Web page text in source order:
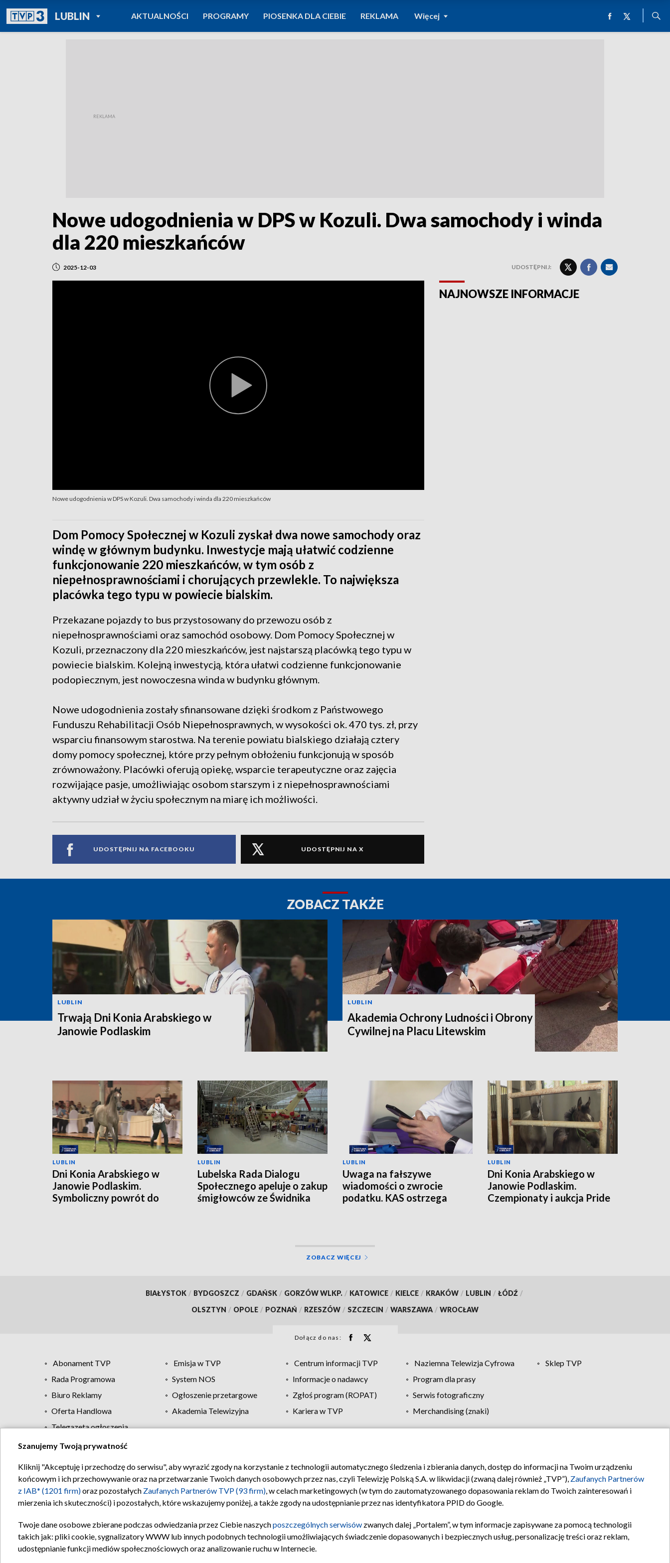
LUBLINPOWRÓT DO
TVP REGIONY
AKTUALNOŚCI PROGRAMY PIOSENKA DLA CIEBIE REKLAMA Więcej
Nowe udogodnienia w DPS w Kozuli. Dwa samochody i winda
dla 220 mieszkańców
2025-12-03 UDOSTĘPNIJ:
Nowe udogodnienia w DPS w Kozuli. Dwa samochody i winda dla 220 mieszkańców
Dom Pomocy Społecznej w Kozuli zyskał dwa nowe samochody oraz
windę w głównym budynku. Inwestycje mają ułatwić codzienne
funkcjonowanie 220 mieszkańców, w tym osób z
niepełnosprawnościami i chorujących przewlekle. To największa
placówka tego typu w powiecie bialskim.
Przekazane pojazdy to bus przystosowany do przewozu osób z
niepełnosprawnościami oraz samochód osobowy. Dom Pomocy Społecznej w
Kozuli, przeznaczony dla 220 mieszkańców, jest najstarszą placówką tego typu w
powiecie bialskim. Kolejną inwestycją, która ułatwi codzienne funkcjonowanie
podopiecznym, jest nowoczesna winda w budynku głównym.
Nowe udogodnienia zostały sfinansowane dzięki środkom z Państwowego
Funduszu Rehabilitacji Osób Niepełnosprawnych, w wysokości ok. 470 tys. zł, przy
wsparciu finansowym starostwa. Na terenie powiatu bialskiego działają cztery
domy pomocy społecznej, które przy pełnym obłożeniu funkcjonują w sposób
zrównoważony. Placówki oferują opiekę, wsparcie terapeutyczne oraz zajęcia
rozwijające pasje, umożliwiając osobom starszym i z niepełnosprawnościami
aktywny udział w życiu społecznym na miarę ich możliwości.
UDOSTĘPNIJ NA FACEBOOKU UDOSTĘPNIJ NA X
NAJNOWSZE INFORMACJE
ZOBACZ TAKŻE
LUBLIN
Trwają Dni Konia Arabskiego w
Janowie Podlaskim
LUBLIN
Akademia Ochrony Ludności i Obrony
Cywilnej na Placu Litewskim
LUBLIN
Dni Konia Arabskiego w
Janowie Podlaskim.
Symboliczny powrót do
LUBLIN
Lubelska Rada Dialogu
Społecznego apeluje o zakup
śmigłowców ze Świdnika
LUBLIN
Uwaga na fałszywe
wiadomości o zwrocie
podatku. KAS ostrzega
LUBLIN
Dni Konia Arabskiego w
Janowie Podlaskim.
Czempionaty i aukcja Pride
ZOBACZ WIĘCEJ
BIAŁYSTOK / BYDGOSZCZ / GDAŃSK / GORZÓW WLKP. / KATOWICE / KIELCE / KRAKÓW / LUBLIN / ŁÓDŹ /
OLSZTYN / OPOLE / POZNAŃ / RZESZÓW / SZCZECIN / WARSZAWA / WROCŁAW
Dołącz do nas:
Abonament TVP Emisja w TVP Centrum informacji TVP Naziemna Telewizja Cyfrowa
Sklep TVP
Rada Programowa
System NOS Informacje o nadawcy
Program dla prasy
Biuro Reklamy
Ogłoszenie przetargowe Zgłoś program (ROPAT)
Serwis fotograficzny
Oferta Handlowa
Akademia Telewizyjna Kariera w TVP
Merchandising (znaki)
Telegazeta ogłoszenia
Regulamin TVP Polityka prywatności Moje zgody Pomoc Biuro reklamy Kontakt
Szanujemy Twoją prywatność
Kliknij "Akceptuję i przechodzę do serwisu", aby wyrazić zgody na korzystanie z technologii automatycznego śledzenia i zbierania danych, dostęp do informacji na Twoim urządzeniu
końcowym i ich przechowywanie oraz na przetwarzanie Twoich danych osobowych przez nas, czyli Telewizję Polską S.A. w likwidacji (zwaną dalej również „TVP”), Zaufanych Partnerów
z IAB* (1201 firm)oraz pozostałych Zaufanych Partnerów TVP (93 firm), w celach marketingowych (w tym do zautomatyzowanego dopasowania reklam do Twoich zainteresowań i
mierzenia ich skuteczności) i pozostałych, które wskazujemy poniżej, a także zgody na udostępnianie przez nas identyfikatora PPID do Google.
Twoje dane osobowe zbierane podczas odwiedzania przez Ciebie naszychposzczególnych serwisów zwanych dalej „Portalem”, w tym informacje zapisywane za pomocą technologii
takich jak: pliki cookie, sygnalizatory WWW lub innych podobnych technologii umożliwiających świadczenie dopasowanych i bezpiecznych usług, personalizację treści oraz reklam,
udostępnianie funkcji mediów społecznościowych oraz analizowanie ruchu w Internecie.